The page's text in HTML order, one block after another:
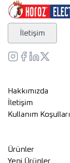
İletişim
Hakkımızda
İletişim
Kullanım Koşulları
Ürünler
Yeni Ürünler